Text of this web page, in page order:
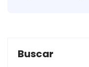
Buscar